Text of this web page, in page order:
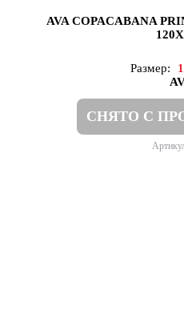
AVA COPACABANA
Размер:
СНЯТО С